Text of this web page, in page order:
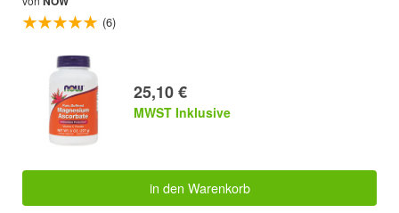
(6)
25,10 €
MWST Inklusive
in den Warenkorb